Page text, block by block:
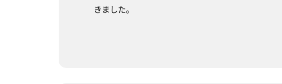
きました。